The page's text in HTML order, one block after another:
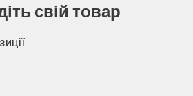
свій товар